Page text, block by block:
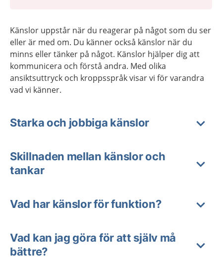
Känslor uppstår när du reagerar på något som du ser
eller är med om. Du känner också känslor när du
minns eller tänker på något. Känslor hjälper dig att
kommunicera och förstå andra. Med olika
ansiktsuttryck och kroppsspråk visar vi för varandra
vad vi känner.
Starka och jobbiga känslor
Skillnaden mellan känslor och
tankar
Vad har känslor för funktion?
Vad kan jag göra för att själv må
bättre?